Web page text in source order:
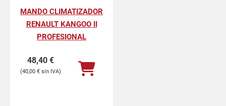
MANDO CLIMATIZADOR
RENAULT KANGOO II
PROFESIONAL
48,40 €
40,00 €